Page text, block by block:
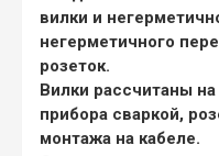
вилки и
негерметичного
розеток.
Вилки рассчитаны
прибора сваркой,
монтажа на кабеле.